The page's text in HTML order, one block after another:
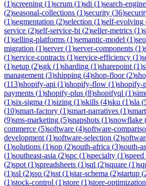
(1)screening (1)scrum (1)sdi (1)search-engine
(2)seasonal-collections (1)security (36)
(1)segmentation (2)selection (1)self-evolving
service (2)self-service-bi (2)seller-metrics (1)
(1)selling-platforms (1)semantic-model (1)seo
migration (1)server(1)server-components (1)
(1)service-contracts (1)service-efficiency (1)
(1)setup (2)sgk (1)sharding (1)sharepoint (1)
management (3)shipping (4)shop-floor(2)
(113)shopify-api (1)shopify-flow (1)shopify-
payments (1)shopify-plus (8)shopifyql (1)
(1)six-sigma (1)sizing (1)skills (4)sku (1)sla (
(10)smart-factory (1)smart-narratives (1)
(9)sms-marketing (5)snapshots (1)snowflake
commerce (5)software (4)software-
development (1)software-selection (2)
(1)solutions (1)sop (2)south-africa (3)south-
(1)southeast-asia (2)spc (1)specialty (1)speed
(2)spot (1)spreadsheets (1)sql (2)square (1)
(1)ssl (2)sso (2)sst (1)star-schema (2)startup (
(1)stock-control (1)store (1)store-optimization